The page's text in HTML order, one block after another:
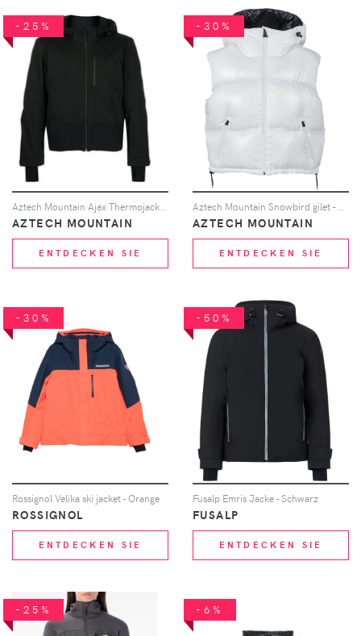
-25%
AZTECH MOUNTAIN
ENTDECKEN SIE
-30%
AZTECH MOUNTAIN
ENTDECKEN SIE
-30%
Rossignol Velika ski jacket - Orange
ROSSIGNOL
ENTDECKEN SIE
-50%
Fusalp Emris Jacke - Schwarz
FUSALP
ENTDECKEN SIE
-25% -6%